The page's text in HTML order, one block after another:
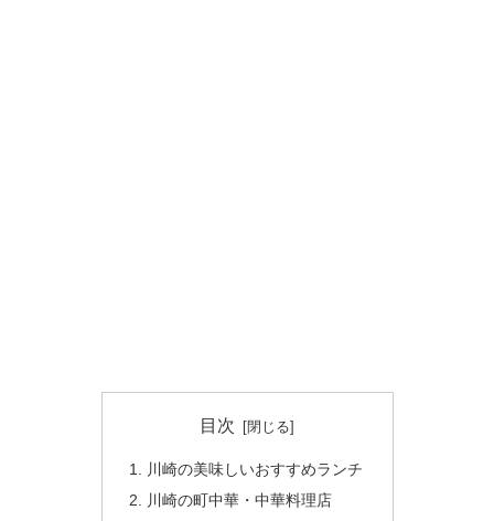
目次
川崎の美味しいおすすめランチ
川崎の町中華・中華料理店